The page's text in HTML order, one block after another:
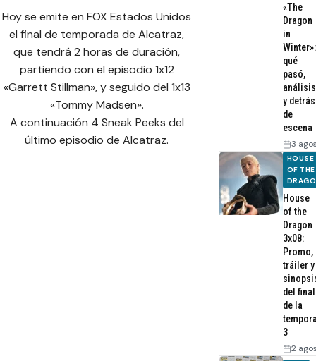
Hoy se emite en FOX Estados Unidos
el final de temporada de Alcatraz,
que tendrá 2 horas de duración,
partiendo con el episodio 1x12
«Garrett Stillman», y seguido del 1x13
«Tommy Madsen».
A continuación 4 Sneak Peeks del
último episodio de Alcatraz.
«The
Dragon
in
Winter»:
qué
pasó,
análisis
y detrás
de
escena
3
HOUSE
OF THE
House
of the
Dragon
3x08:
Promo,
tráiler y
del final
de la
3
2